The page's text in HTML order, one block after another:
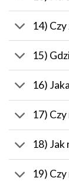
14)
15)
16)
17)
18)
19)